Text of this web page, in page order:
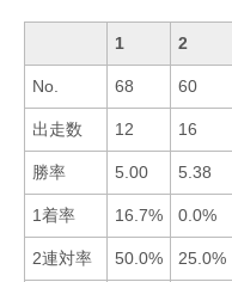
1 2
No. 68 60
出走数 12 16
勝率 5.00 5.38
1着率 16.7% 0.0%
2連対率 50.0% 25.0%